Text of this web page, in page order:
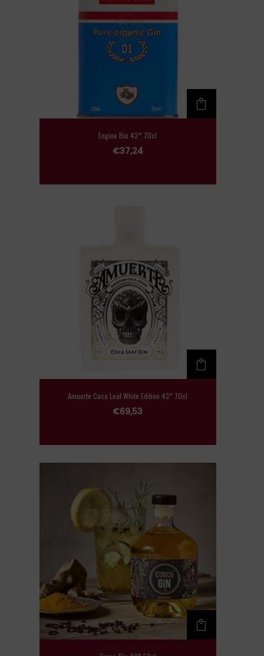
Engine Bio 42° 70cl
€37,24
Amuerte Coca Leaf White Edition 43° 70cl
€69,53